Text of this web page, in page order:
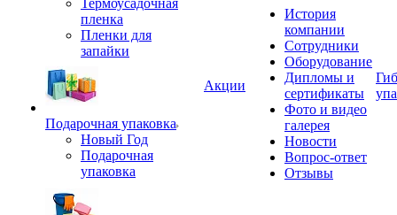
Термоусадочная
пленка
Пленки для
запайки
Подарочная упаковка
Новый Год
Подарочная
упаковка
Акции
История
компании
Сотрудники
Оборудование
Дипломы и
сертификаты
Фото и видео
галерея
Новости
Вопрос-ответ
Отзывы